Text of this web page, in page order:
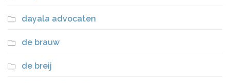
dayala advocaten
de brauw
de breij